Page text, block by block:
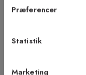
Præferencer
Statistik
Marketing
LIGNENDE
modtage